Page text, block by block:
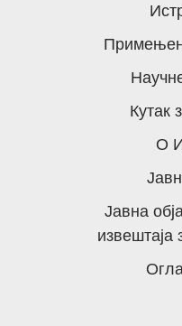
Кутак
О
Јавна
извештаја